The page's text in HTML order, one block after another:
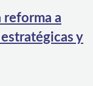
reforma a
y